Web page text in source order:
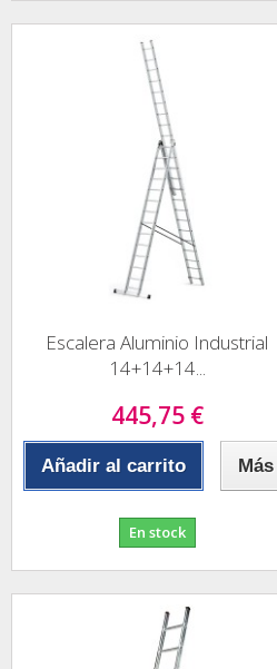
Escalera Aluminio Industrial
14+14+14...
445,75 €
Añadir al carrito Más
En stock